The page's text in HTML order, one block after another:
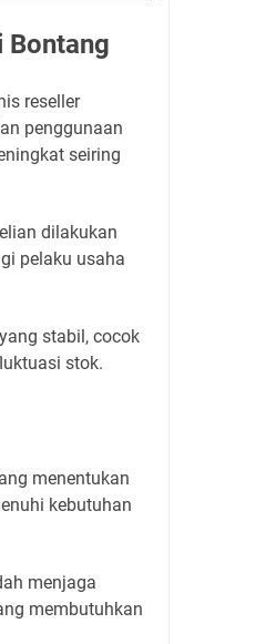
Bontang
reseller
penggunaan
seiring
dilakukan
pelaku usaha
stabil, cocok
stok.
menentukan
kebutuhan
menjaga
membutuhkan